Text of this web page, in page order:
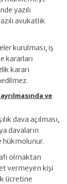
yazılı
avukatlık
kurulması, iş
kararları
kararı
ve
dava açılması,
davaların
hükmolunur.
olmaktan
vermeyen kişi
ücretine